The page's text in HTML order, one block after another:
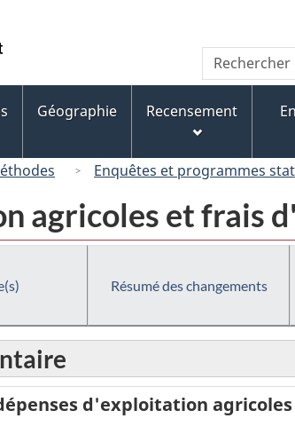
au
contenu
principal
« À
propos
de
ce
version
HTML
simplifiée
Canada
Rechercher
dans
Canada
Géographie Recensement
Enquêtes et programmes
agricoles et frais
Résumé des changements
d'exploitation agricoles